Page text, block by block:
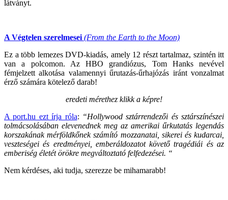
látványt.
A Végtelen szerelmesei (From the Earth to the Moon)
Ez a több lemezes DVD-kiadás, amely 12 részt tartalmaz, szintén itt
van a polcomon. Az HBO grandiózus, Tom Hanks nevével
fémjelzett alkotása valamennyi űrutazás-űrhajózás iránt vonzalmat
érző számára kötelező darab!
eredeti mérethez klikk a képre!
A port.hu ezt írja róla: “Hollywood sztárrendezői és sztárszínészei
tolmácsolásában elevenednek meg az amerikai űrkutatás legendás
korszakának mérföldkőnek számító mozzanatai, sikerei és kudarcai,
veszteségei és eredményei, emberáldozatot követő tragédiái és az
emberiség életét örökre megváltoztató felfedezései. “
Nem kérdéses, aki tudja, szerezze be mihamarabb!